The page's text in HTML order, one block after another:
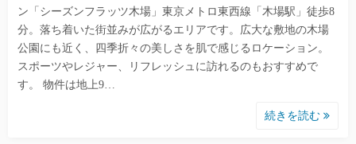
ン「シーズンフラッツ木場」東京メトロ東西線「木場駅」徒歩8
分。落ち着いた街並みが広がるエリアです。広大な敷地の木場
公園にも近く、四季折々の美しさを肌で感じるロケーション。
スポーツやレジャー、リフレッシュに訪れるのもおすすめで
す。 物件は地上9…
続きを読む